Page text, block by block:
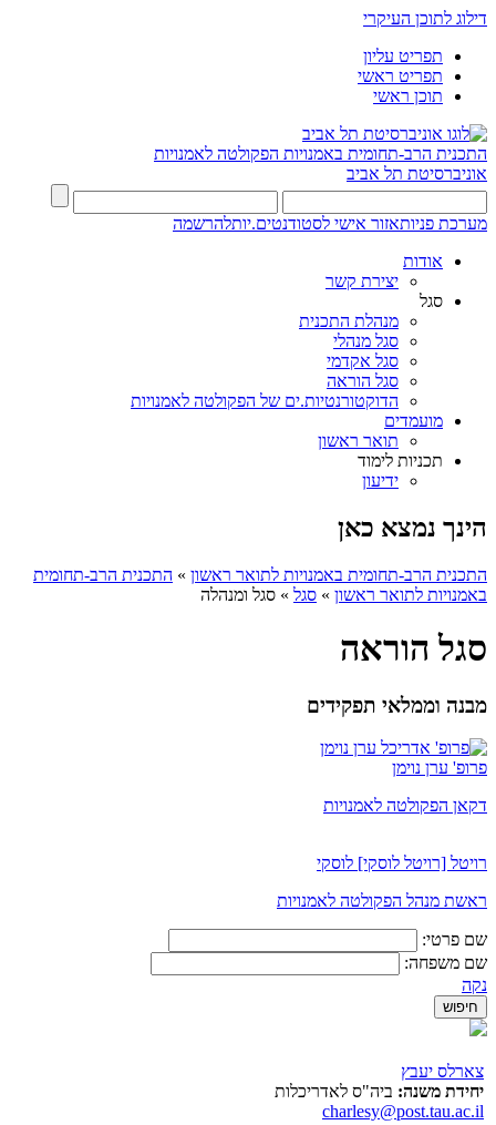
דילוג לתוכן העיקרי
תפריט עליון
תפריט ראשי
תוכן ראשי
התכנית הרב-תחומית באמנויות הפקולטה לאמנויות
אוניברסיטת תל אביב
מערכת פניותאזור אישי לסטודנטים.יותלהרשמה
אודות
יצירת קשר
סגל
מנהלת התכנית
סגל מנהלי
סגל אקדמי
סגל הוראה
הדוקטורנטיות.ים של הפקולטה לאמנויות
מועמדים
תואר ראשון
תכניות לימוד
ידיעון
הינך נמצא כאן
התכנית הרב-תחומית באמנויות לתואר ראשון » התכנית הרב-תחומית
באמנויות לתואר ראשון » סגל » סגל ומנהלה
סגל הוראה
מבנה וממלאי תפקידים
פרופ' ערן נוימן
דקאן הפקולטה לאמנויות
רויטל [רויטל לוסקי] לוסקי
ראשת מנהל הפקולטה לאמנויות
שם פרטי:
שם משפחה:
נקה
צארלס יעבץ
יחידת משנה: ביה"ס לאדריכלות
charlesy@post.tau.ac.il